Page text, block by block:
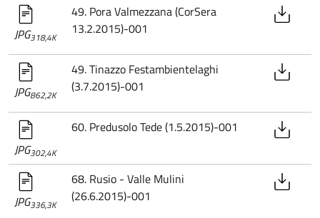
JPG318,4K
49. Pora Valmezzana (CorSera
13.2.2015)-001
JPG862,2K
49. Tinazzo Festambientelaghi
(3.7.2015)-001
JPG302,4K
60. Predusolo Tede (1.5.2015)-001
JPG336,3K
68. Rusio - Valle Mulini
(26.6.2015)-001